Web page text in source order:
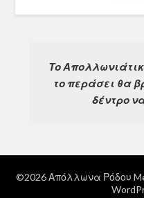
Το
το περάσει θα
δέντρο
©2026 Απόλλωνα Ρόδου